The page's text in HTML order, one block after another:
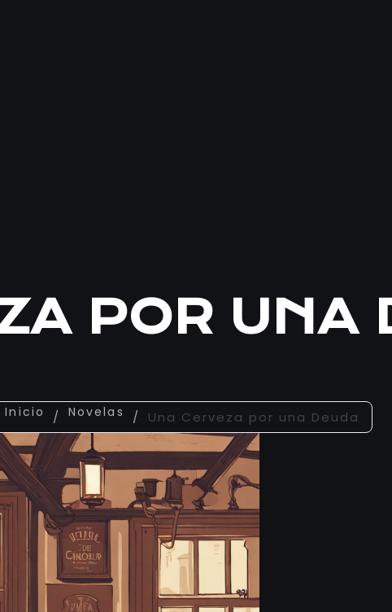
POR UNA
Inicio / Novelas / Una Cerveza por una Deuda